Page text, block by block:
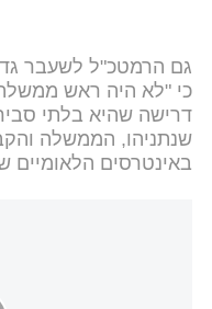
גם הרמטכ"ל לשעבר
כי "לא היה ראש
דרישה שהיא בלתי
שנתניהו, הממשלה
באינטרסים